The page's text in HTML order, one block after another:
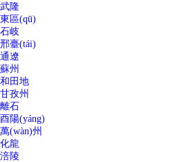
武隆
東區(qū)
石岐
邢臺(tái)
通遼
蘇州
和田地
甘孜州
離石
酉陽(yáng)
萬(wàn)州
化龍
涪陵